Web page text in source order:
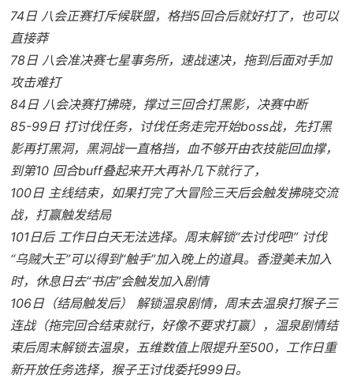
74日 八会正赛打斥候联盟，格挡5回合后就好打了，也可以
直接莽
78日 八会准决赛七星事务所，速战速决，拖到后面对手加
攻击难打
84日 八会决赛打拂晓，撑过三回合打黑影，决赛中断
85-99日 打讨伐任务，讨伐任务走完开始boss战，先打黑
影再打黑洞，黑洞战一直格挡，血不够开由衣技能回血撑，
到第10 回合buff叠起来开大再补几下就行了，
100日 主线结束，如果打完了大冒险三天后会触发拂晓交流
战，打赢触发结局
101日后 工作日白天无法选择。周末解锁“去讨伐吧!” 讨伐
“乌贼大王”可以得到“触手”加入晚上的道具。香澄美未加入
时，休息日去“书店”会触发加入剧情
106日（结局触发后） 解锁温泉剧情，周末去温泉打猴子三
连战（拖完回合结束就行，好像不要求打赢），温泉剧情结
束后周末解锁去温泉，五维数值上限提升至500，工作日重
新开放任务选择，猴子王讨伐委托999日。